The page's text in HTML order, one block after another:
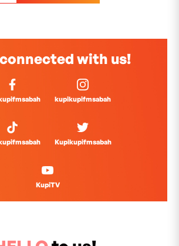
with us!
kupikupifmsabah
Kupikupifmsabah
KupiTV